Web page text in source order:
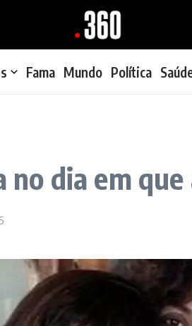
Fama Mundo Política
no dia em